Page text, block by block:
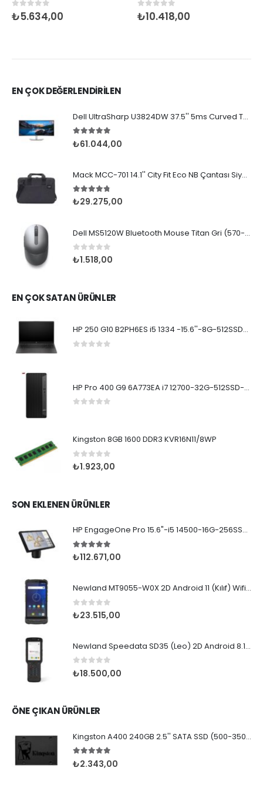
0 5 üzerinden
₺5.634,00 0 5 üzerinden
₺10.418,00
EN ÇOK DEĞERLENDİRİLEN
Dell UltraSharp U3824DW 37.5'' 5ms Curved Type-C MM
5.00 5 üzerinden
₺61.044,00
Mack MCC-701 14.1'' City Fit Eco NB Çantası Siyah
4.67 5 üzerinden
₺29.275,00
Dell MS5120W Bluetooth Mouse Titan Gri (570-ABHL)
0 5 üzerinden
₺1.518,00
EN ÇOK SATAN ÜRÜNLER
HP 250 G10 B2PH6ES i5 1334 -15.6''-8G-512SSD-Dos
HP Pro 400 G9 6A773EA i7 12700-32G-512SSD-W11Pro
Kingston 8GB 1600 DDR3 KVR16N11/8WP
0 5 üzerinden
₺1.923,00
SON EKLENEN ÜRÜNLER
HP EngageOne Pro 15.6"-i5 14500-16G-256SSD-OST W11
5.00 5 üzerinden
₺112.671,00
Newland MT9055-W0X 2D Android 11 (Kılıf) Wifi BT
0 5 üzerinden
₺23.515,00
Newland Speedata SD35 (Leo) 2D Android 8.1 Wifi BT
0 5 üzerinden
₺18.500,00
ÖNE ÇIKAN ÜRÜNLER
Kingston A400 240GB 2.5'' SATA SSD (500-350MB/s)
5.005 üzerinden
₺2.343,00